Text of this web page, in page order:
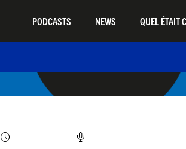
PODCASTS NEWS QUEL ÉTAIT